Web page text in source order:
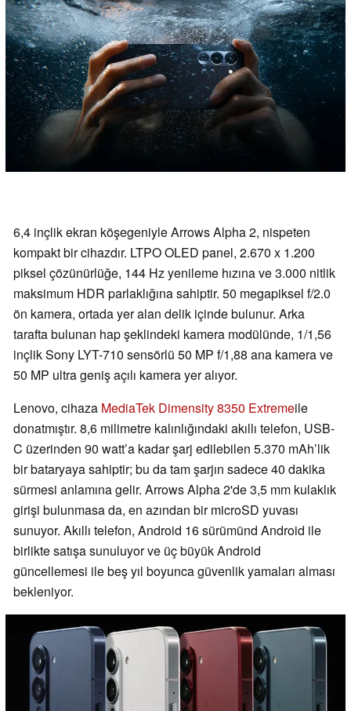
6,4 inçlik ekran köşegeniyle Arrows Alpha 2, nispeten
kompakt bir cihazdır. LTPO OLED panel, 2.670 x 1.200
piksel çözünürlüğe, 144 Hz yenileme hızına ve 3.000 nitlik
maksimum HDR parlaklığına sahiptir. 50 megapiksel f/2.0
ön kamera, ortada yer alan delik içinde bulunur. Arka
tarafta bulunan hap şeklindeki kamera modülünde, 1/1,56
inçlik Sony LYT-710 sensörlü 50 MP f/1,88 ana kamera ve
50 MP ultra geniş açılı kamera yer alıyor.
Lenovo, cihaza MediaTek Dimensity 8350 Extremeile
donatmıştır. 8,6 milimetre kalınlığındaki akıllı telefon, USB-
C üzerinden 90 watt’a kadar şarj edilebilen 5.370 mAh’lik
bir bataryaya sahiptir; bu da tam şarjın sadece 40 dakika
sürmesi anlamına gelir. Arrows Alpha 2'de 3,5 mm kulaklık
girişi bulunmasa da, en azından bir microSD yuvası
sunuyor. Akıllı telefon, Android 16 sürümünd Android ile
birlikte satışa sunuluyor ve üç büyük Android
güncellemesi ile beş yıl boyunca güvenlik yamaları alması
bekleniyor.